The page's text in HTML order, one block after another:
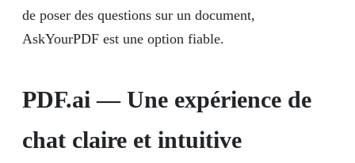
de poser des questions sur un document,
AskYourPDF est une option fiable.
PDF.ai — Une expérience de
chat claire et intuitive